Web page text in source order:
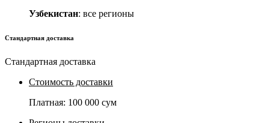
Узбекистан: все регионы
Стандартная доставка
Стандартная доставка
Стоимость доставки
Платная: 100 000 сум